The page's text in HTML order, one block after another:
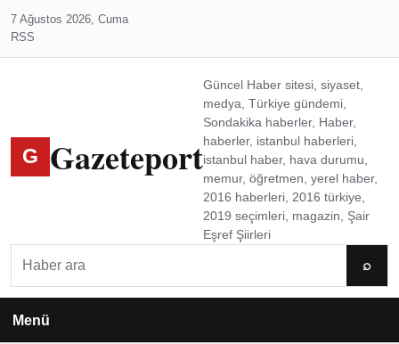
7 Ağustos 2026, Cuma
RSS
G Gazeteport
Güncel Haber sitesi, siyaset,
medya, Türkiye gündemi,
Sondakika haberler, Haber,
haberler, istanbul haberleri,
istanbul haber, hava durumu,
memur, öğretmen, yerel haber,
2016 haberleri, 2016 türkiye,
2019 seçimleri, magazin, Şair
Eşref Şiirleri
⌕
Menü